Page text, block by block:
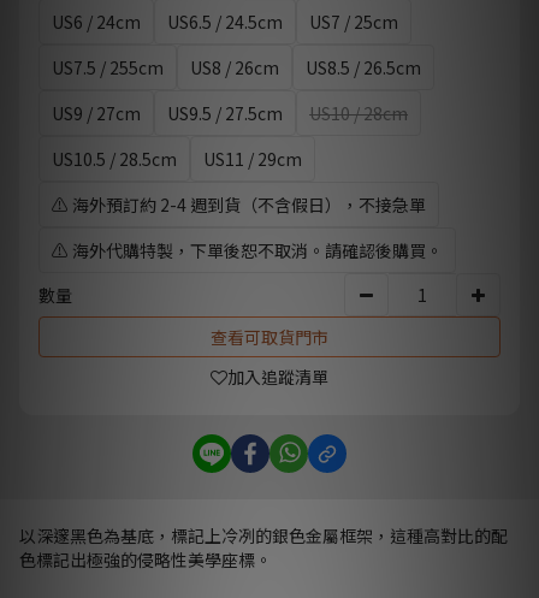
US6 / 24cm
US6.5 / 24.5cm
US7 / 25cm
US7.5 / 255cm
US8 / 26cm
US8.5 / 26.5cm
US9 / 27cm
US9.5 / 27.5cm
US10 / 28cm
US10.5 / 28.5cm
US11 / 29cm
⚠️ 海外預訂約 2-4 週到貨（不含假日），不接急單
⚠️ 海外代購特製，下單後恕不取消。請確認後購買。
數量
查看可取貨門市
加入追蹤清單
以深邃黑色為基底，標記上冷冽的銀色金屬框架，這種高對比的配
色標記出極強的侵略性美學座標。